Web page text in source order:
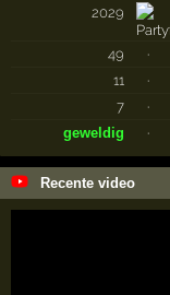
2029
49 ·
11
·
7
·
geweldig
·
Recente video